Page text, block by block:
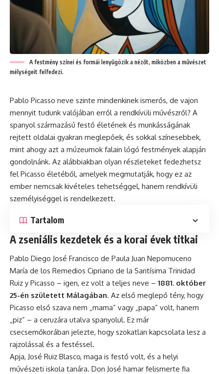
A festmény színei és formái lenyűgözik a nézőt, miközben a művészet
mélységeit felfedezi.
Pablo Picasso neve szinte mindenkinek ismerős, de vajon
mennyit tudunk valójában erről a rendkívüli művészről? A
spanyol származású festő életének és munkásságának
rejtett oldalai gyakran meglepőek, és sokkal színesebbek,
mint ahogy azt a múzeumok falain lógó festmények alapján
gondolnánk. Az alábbiakban olyan részleteket fedezhetsz
fel Picasso életéből, amelyek megmutatják, hogy ez az
ember nemcsak kivételes tehetséggel, hanem rendkívüli
személyiséggel is rendelkezett.
Tartalom
A zseniális kezdetek és a korai évek titkai
Pablo Diego José Francisco de Paula Juan Nepomuceno
María de los Remedios Cipriano de la Santísima Trinidad
Ruiz y Picasso – igen, ez volt a teljes neve – 1881. október
25-én született Málagában. Az első meglepő tény, hogy
Picasso első szava nem „mama” vagy „papa” volt, hanem
„piz” – a ceruzára utalva spanyolul. Ez már
csecsemőkorában jelezte, hogy szokatlan kapcsolata lesz a
rajzolással és a festéssel.
Apja, José Ruiz Blasco, maga is festő volt, és a helyi
művészeti iskola tanára. Don José hamar felismerte fia